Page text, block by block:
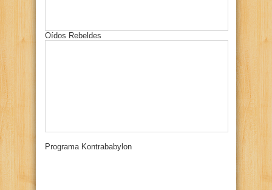
Oídos Rebeldes
Programa Kontrababylon